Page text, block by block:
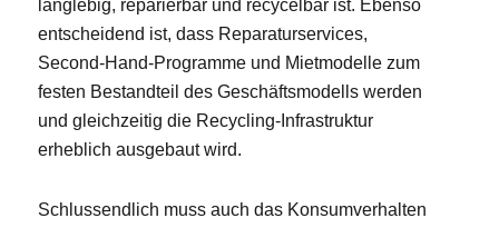
langlebig, reparierbar und recycelbar ist. Ebenso
entscheidend ist, dass Reparaturservices,
Second-Hand-Programme und Mietmodelle zum
festen Bestandteil des Geschäftsmodells werden
und gleichzeitig die Recycling-Infrastruktur
erheblich ausgebaut wird.
Schlussendlich muss auch das Konsumverhalten